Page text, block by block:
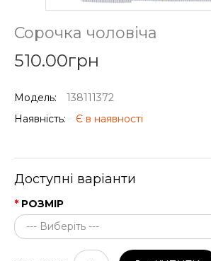
Сорочка чоловіча
510.00грн
Модель:
138111372
Наявність:
Є в наявності
Доступні варіанти
РОЗМІР